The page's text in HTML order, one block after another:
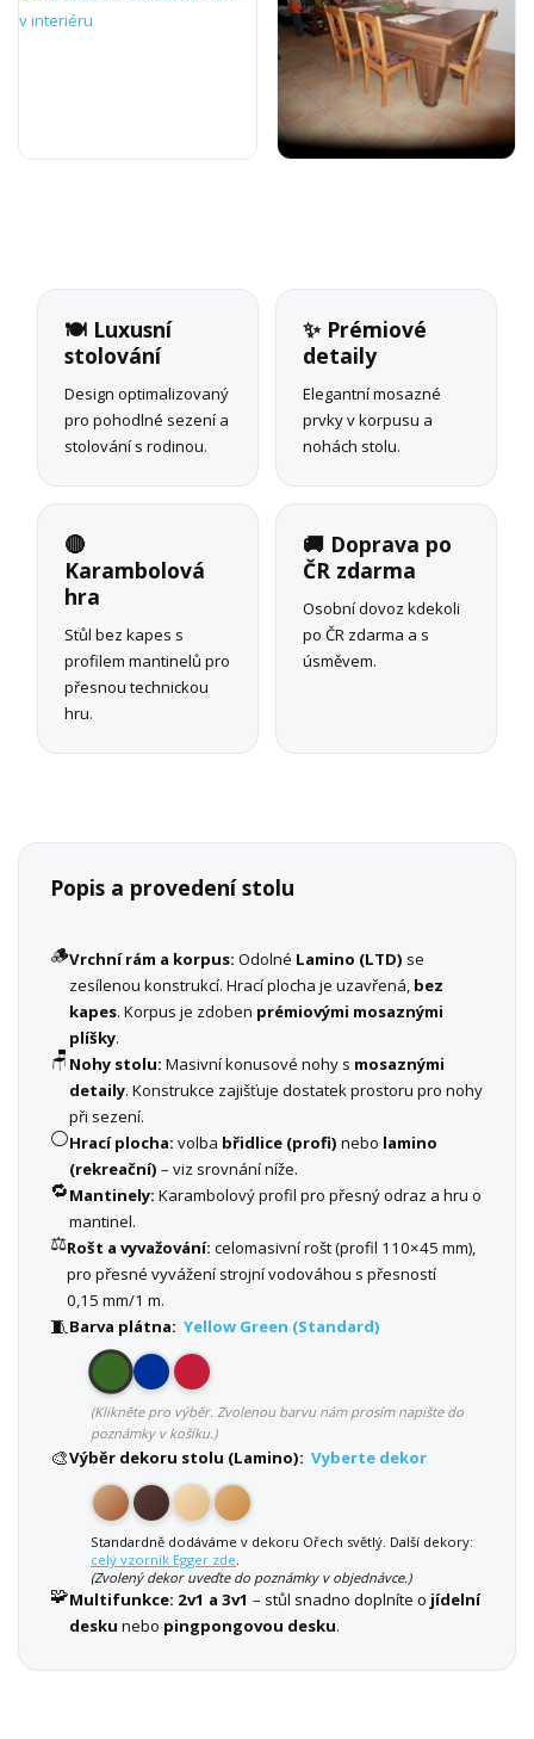
🍽️ Luxusní
stolování
Design optimalizovaný
pro pohodlné sezení a
stolování s rodinou.
✨ Prémiové
detaily
Elegantní mosazné
prvky v korpusu a
nohách stolu.
🔴
Karambolová
hra
Stůl bez kapes s
profilem mantinelů pro
přesnou technickou
hru.
🚚 Doprava po
ČR zdarma
Osobní dovoz kdekoli
po ČR zdarma a s
úsměvem.
Popis a provedení stolu
🪵Vrchní rám a korpus: Odolné Lamino (LTD) se
zesílenou konstrukcí. Hrací plocha je uzavřená, bez
kapes. Korpus je zdoben prémiovými mosaznými
plíšky.
🪑 Nohy stolu: Masivní konusové nohy s mosaznými
detaily. Konstrukce zajišťuje dostatek prostoru pro nohy
při sezení.
⚪Hrací plocha: volba břidlice (profi) nebo lamino
(rekreační) – viz srovnání níže.
🔁Mantinely: Karambolový profil pro přesný odraz a hru o
mantinel.
⚖️Rošt a vyvažování: celomasivní rošt (profil 110×45 mm),
pro přesné vyvážení strojní vodováhou s přesností
0,15 mm/1 m.
🧵Barva plátna: Yellow Green (Standard)
(Klikněte pro výběr. Zvolenou barvu nám prosím napište do
poznámky v košíku.)
🎨Výběr dekoru stolu (Lamino): Vyberte dekor
Standardně dodáváme v dekoru Ořech světlý. Další dekory:
celý vzorník Egger zde.
(Zvolený dekor uveďte do poznámky v objednávce.)
🧩Multifunkce: 2v1 a 3v1 – stůl snadno doplníte o jídelní
desku nebo pingpongovou desku.